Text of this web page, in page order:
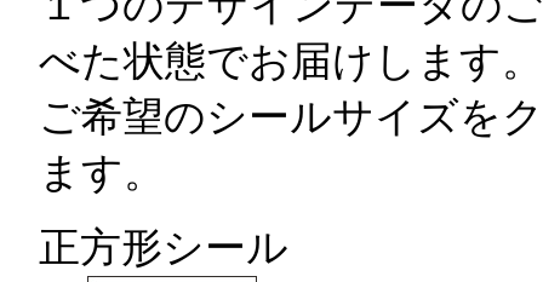
べた状態でお届けします。
ご希望のシールサイズを
ます。
正方形シール